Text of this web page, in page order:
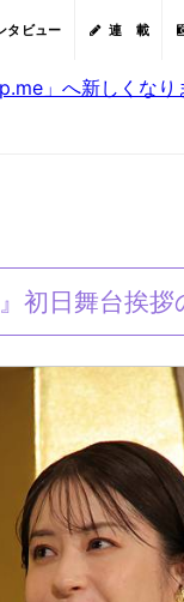
タビュー 連 載
」へ新しくな
初日舞台挨拶